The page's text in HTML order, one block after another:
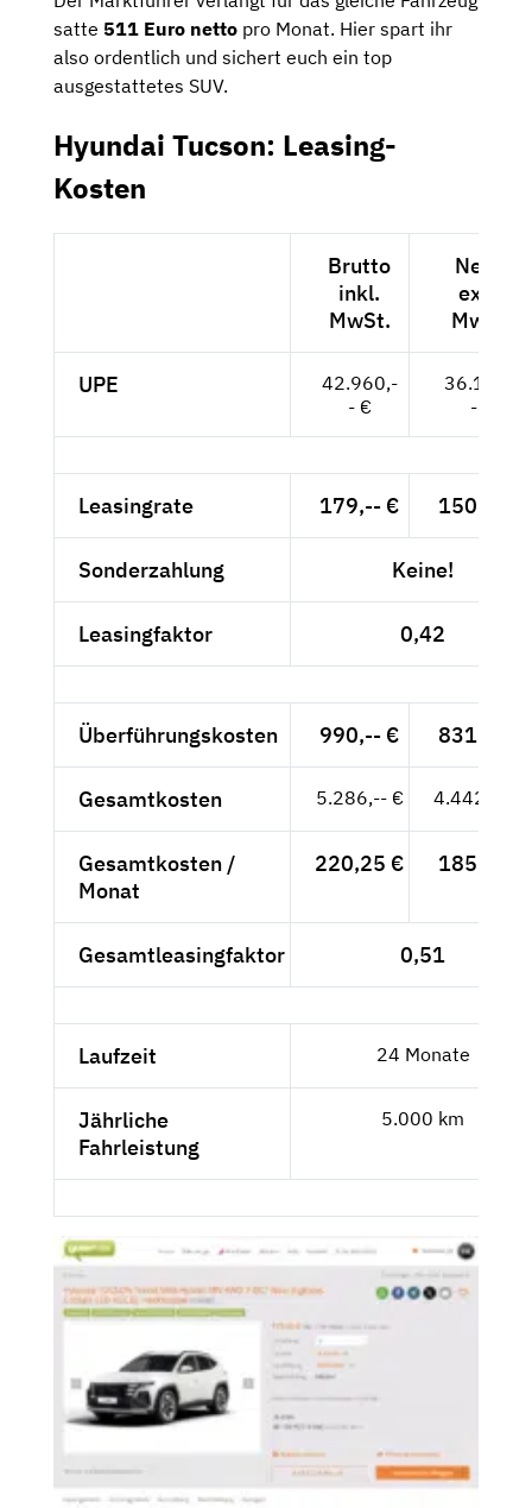
satte 511 Euro netto pro Monat. Hier spart ihr
also ordentlich und sichert euch ein top
ausgestattetes SUV.
Hyundai Tucson: Leasing-
Kosten
Brutto
inkl.
MwSt.
Netto
exkl.
MwSt.
UPE
42.960,-
- €
36.101,-
- €
Leasingrate 179,-- € 150,42 €
Sonderzahlung Keine!
Leasingfaktor 0,42
Überführungskosten 990,-- € 831,93 €
Gesamtkosten 5.286,-- € 4.442,02 €
Gesamtkosten /
Monat
220,25 € 185,08 €
Gesamtleasingfaktor 0,51
Laufzeit 24 Monate
Jährliche
Fahrleistung
5.000 km